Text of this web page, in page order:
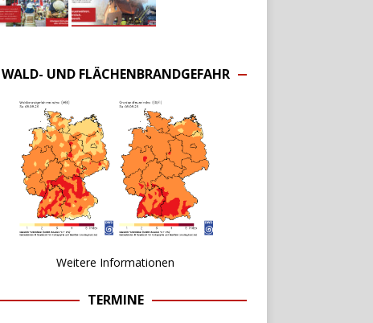
WALD- UND FLÄCHENBRANDGEFAHR
Weitere Informationen
TERMINE